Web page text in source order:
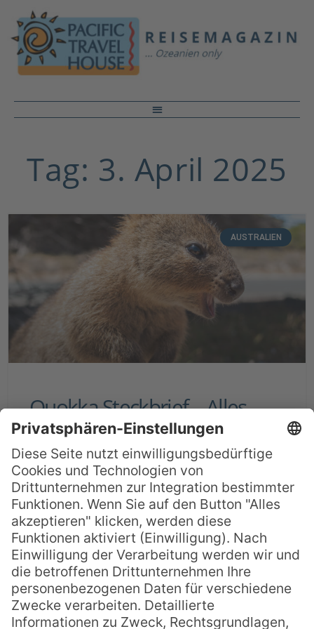
Tag: 3. April 2025
AUSTRALIEN
Quokka Steckbrief – Alles
über das glücklichste Tier
Australiens
Das Quokka gehört zu den beliebtesten
Tieren Australiens. Sein Gesichtsausdruck
wirkt wie ein Lächeln, was dem Beuteltier
zum Ruf als „glücklichstes Tier der Welt“
verholfen hat. Ihre zutrauliche Art macht
sie ebenfalls zu einem der beliebtesten